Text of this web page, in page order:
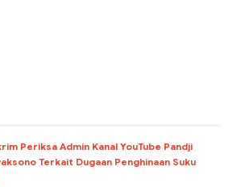
Periksa Admin Kanal YouTube Pandji
Terkait Dugaan Penghinaan Suku